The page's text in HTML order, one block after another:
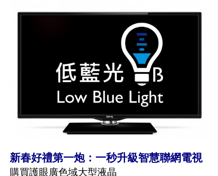
新春好禮第一炮：一秒升級智慧聯網電視
購買護眼廣色域大型液晶